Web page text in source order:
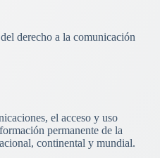
derecho a la comunicación
el acceso y uso
permanente de la
continental y mundial.